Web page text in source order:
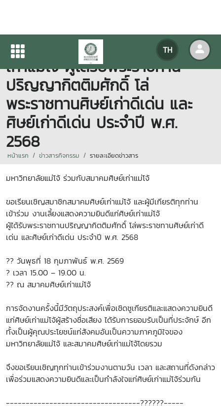
TH
งานเลี้ยงแสดงความยินดีแก่ศิษย์
เก่าแม่โจ้ ผู้ได้รับพระราชทาน
ปริญญากิตติมศักดิ์ โล่
พระราชทานศิษย์เก่าดีเด่น และ
ศิษย์เก่าดีเด่น ประจำปี พ.ศ.
2568
หน้าแรก ข่าวสารกิจกรรม รายละเอียดข่าวสาร
มหาวิทยาลัยแม่โจ้ ร่วมกับสมาคมศิษย์เก่าแม่โจ้
ขอเรียนเชิญสมาชิกสมาคมศิษย์เก่าแม่โจ้ และผู้มีเกียรติทุกท่าน
เข้าร่วม งานเลี้ยงแสดงความยินดีแก่ศิษย์เก่าแม่โจ้
ผู้ได้รับพระราชทานปริญญากิตติมศักดิ์ โล่พระราชทานศิษย์เก่าดี
เด่น และศิษย์เก่าดีเด่น ประจำปี พ.ศ. 2568
?? วันพุธที่ 18 กุมภาพันธ์ พ.ศ. 2569
? เวลา 15.00 – 19.00 น.
?? ณ สมาคมศิษย์เก่าแม่โจ้
การจัดงานครั้งนี้มีวัตถุประสงค์เพื่อเชิดชูเกียรติและแสดงความยินดี
แก่ศิษย์เก่าแม่โจ้ผู้สร้างชื่อเสียง ได้รับการยอมรับเป็นที่ประจักษ์ อีก
ทั้งเป็นผู้คุณประโยชน์แก่สังคมอันเป็นความภาคภูมิใจของ
มหาวิทยาลัยแม่โจ้ และสมาคมศิษย์เก่าแม่โจ้โดยรวม
จึงขอเรียนเชิญทุกท่านเข้าร่วมงานตามวัน เวลา และสถานที่ดังกล่าว
เพื่อร่วมแสดงความยินดีและเป็นกำลังใจแก่ศิษย์เก่าแม่โจ้ร่วมกัน
----------------------------------??????-----